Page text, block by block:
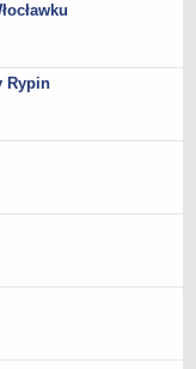
ŚCIEKÓW -
Rypin